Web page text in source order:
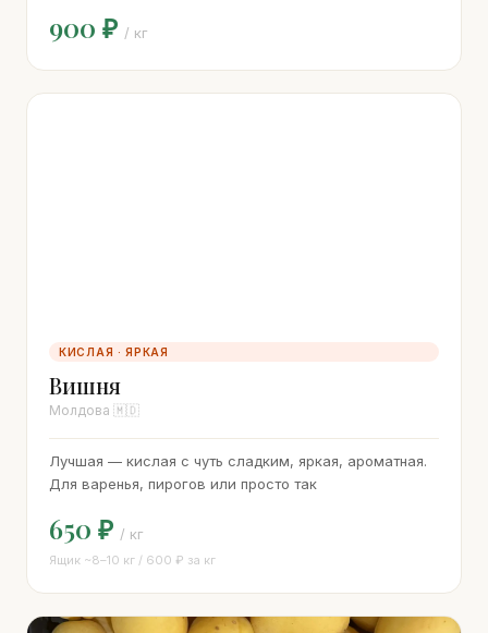
900 ₽ / кг
КИСЛАЯ · ЯРКАЯ
Вишня
Молдова 🇲🇩
Лучшая — кислая с чуть сладким, яркая, ароматная.
Для варенья, пирогов или просто так
650 ₽ / кг
Ящик ~8–10 кг / 600 ₽ за кг